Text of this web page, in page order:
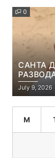
0
САНТА
July 9, 2026
M